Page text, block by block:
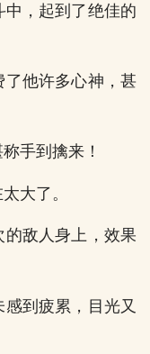
，起到了绝佳的
他许多心神，甚
手到擒来！
大了。
的敌人身上，效果
到疲累，目光又